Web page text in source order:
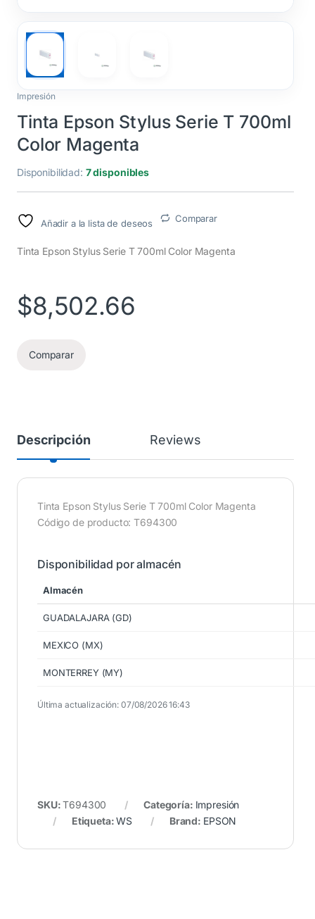
Impresión
Tinta Epson Stylus Serie T 700ml
Color Magenta
Disponibilidad: 7 disponibles
Añadir a la lista de deseos Comparar
Tinta Epson Stylus Serie T 700ml Color Magenta
$8,502.66
Comparar
Descripción Reviews
Tinta Epson Stylus Serie T 700ml Color Magenta
Código de producto: T694300
Disponibilidad por almacén
Almacén
GUADALAJARA (GD)
MEXICO (MX)
MONTERREY (MY)
Última actualización: 07/08/2026 16:43
SKU:T694300 Categoría: Impresión
Etiqueta:WS Brand: EPSON